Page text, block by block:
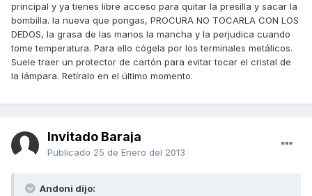
principal y ya tienes libre acceso para quitar la presilla y sacar la
bombilla. la nueva que pongas, PROCURA NO TOCARLA CON LOS
DEDOS, la grasa de las manos la mancha y la perjudica cuando
tome temperatura. Para ello cógela por los terminales metálicos.
Suele traer un protector de cartón para evitar tocar el cristal de
la lámpara. Retíralo en el último momento.
Invitado Baraja
Publicado 25 de Enero del 2013
Andoni dijo: